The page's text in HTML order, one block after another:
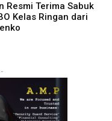
Resmi Terima Sabuk
Kelas Ringan dari